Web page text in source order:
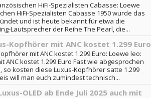
HiFi-Spezialisten Cabasse: Loewe
HiFi-Spezialisten Cabasse 1950 wurde das
und ist heute bekannt für etwa die
Lautsprecher der Reihe The Pearl, die...
Kopfhörer mit ANC kostet 1.299 Euro
mit ANC kostet 1.299 Euro: Loewe leo:
ANC kostet 1.299 Euro Fast wie abgesprochen
so kosten diese Luxus-Kopfhörer satte 1.299
will man euch zumindest technisch...
OLED ab Ende Juli 2025 auch mit